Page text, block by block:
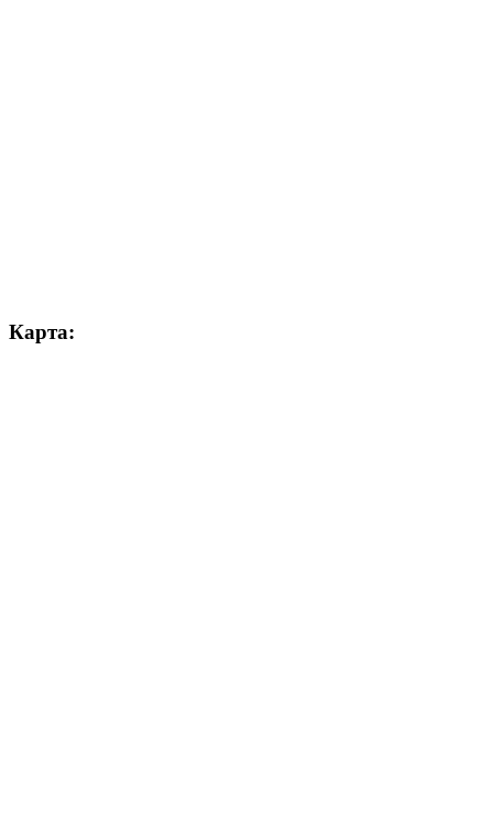
Карта: